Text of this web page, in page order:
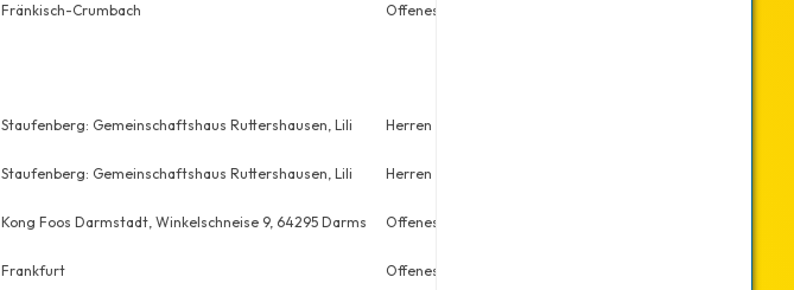
Fränkisch-Crumbach Offenes Doppel
Staufenberg: Gemeinschaftshaus Ruttershausen, Lili Herren Doppel
Staufenberg: Gemeinschaftshaus Ruttershausen, Lili Herren Einzel
Kong Foos Darmstadt, Winkelschneise 9, 64295 Darms Offenes Doppel
Frankfurt Offenes Doppel